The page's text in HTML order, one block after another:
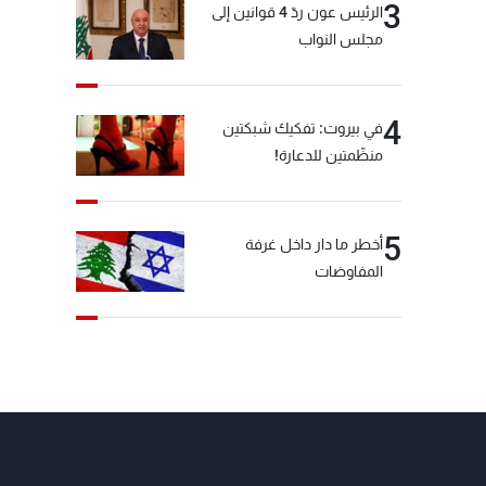
3
الرئيس عون ردّ 4 قوانين إلى
مجلس النواب
4في بيروت: تفكيك شبكتين
منظّمتين للدعارة!
5أخطر ما دار داخل غرفة
المفاوضات